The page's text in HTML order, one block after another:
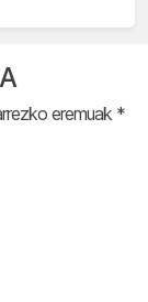
eremuak *